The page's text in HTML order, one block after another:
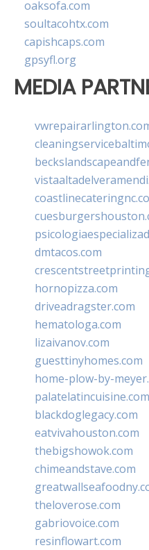
oaksofa.com
soultacohtx.com
capishcaps.com
gpsyfl.org
MEDIA
dmtacos.com
hornopizza.com
driveadragster.com
hematologa.com
lizaivanov.com
guesttinyhomes.com
home-plow-by-
palatelatincuisine.com
blackdoglegacy.com
eatvivahouston.com
thebigshowok.com
chimeandstave.com
theloverose.com
gabriovoice.com
resinflowart.com